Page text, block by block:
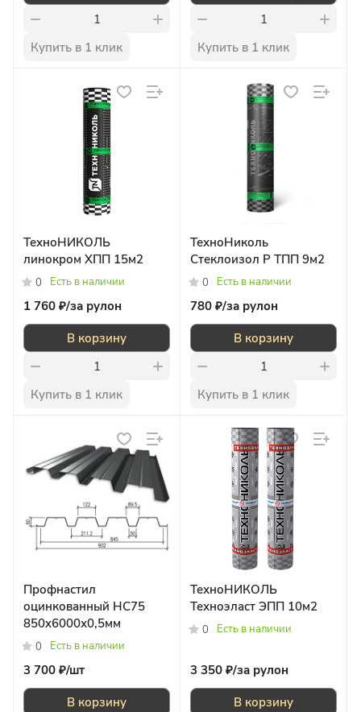
Купить в 1 клик Купить в 1 клик
ТехноНИКОЛЬ
линокром ХПП 15м2
0 Есть в наличии
1 760 ₽/за рулон
В корзину
Купить в 1 клик
ТехноНиколь
Стеклоизол Р ТПП 9м2
0 Есть в наличии
780 ₽/за рулон
В корзину
Купить в 1 клик
Профнастил
оцинкованный НC75
850x6000х0,5мм
0 Есть в наличии
3 700 ₽/шт
В корзину
ТехноНИКОЛЬ
Техноэласт ЭПП 10м2
0 Есть в наличии
3 350 ₽/за рулон
В корзину